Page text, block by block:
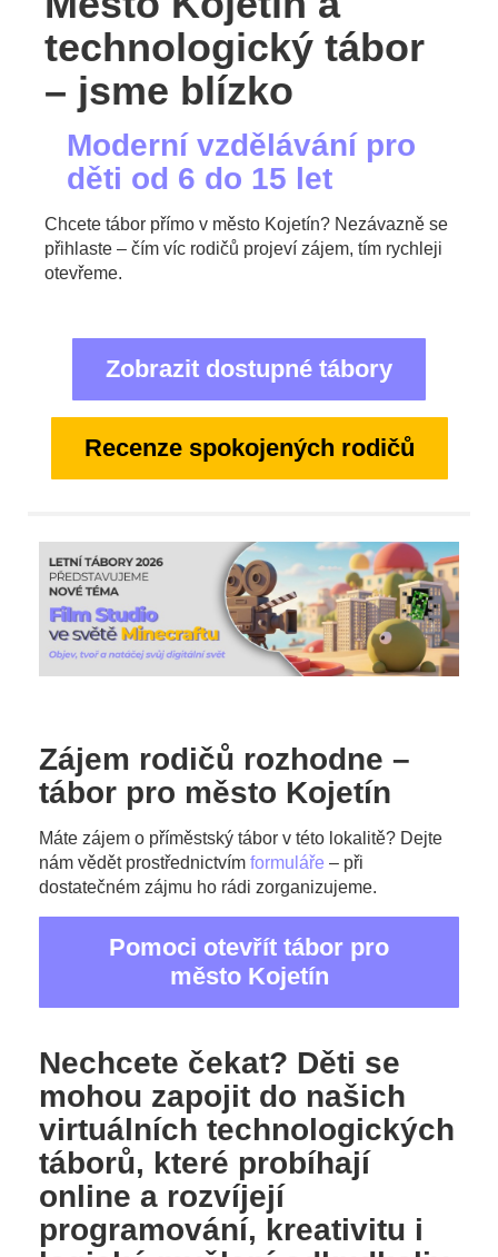
technologický tábor
– jsme blízko
Moderní vzdělávání pro
děti od 6 do 15 let
Chcete tábor přímo v město Kojetín? Nezávazně se
přihlaste – čím víc rodičů projeví zájem, tím rychleji
otevřeme.
Zobrazit dostupné tábory
Recenze spokojených rodičů
Zájem rodičů rozhodne –
tábor pro město Kojetín
Máte zájem o příměstský tábor v této lokalitě? Dejte
nám vědět prostřednictvím formuláře – při
dostatečném zájmu ho rádi zorganizujeme.
Pomoci otevřít tábor pro
město Kojetín
Nechcete čekat? Děti se
mohou zapojit do našich
virtuálních technologických
táborů, které probíhají
online a rozvíjejí
programování, kreativitu i